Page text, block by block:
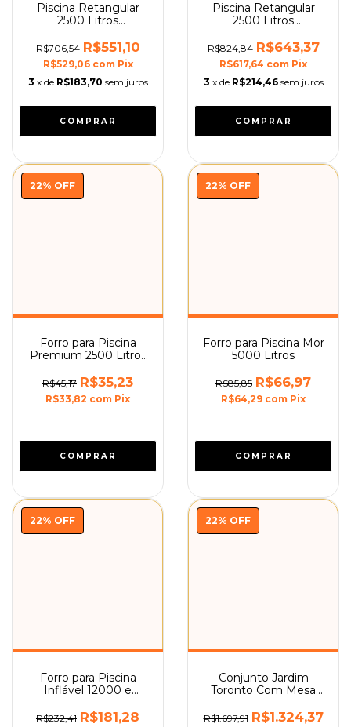
Piscina Retangular
2500 Litros
Mor
R$706,54 R$551,10
R$529,06 com Pix
3 x de R$183,70 sem juros
Piscina Retangular
2500 Litros
Capa e Forro Mor
R$824,84 R$643,37
R$617,64 com Pix
3 x de R$214,46 sem juros
22% OFF
Forro para Piscina
Premium 2500 Litros
R$45,17 R$35,23
R$33,82 com Pix
22% OFF
Forro para Piscina Mor
5000 Litros
R$85,85 R$66,97
R$64,29 com Pix
22% OFF
Forro para Piscina
Inflável 12000 e
R$232,41 R$181,28
22% OFF
Conjunto Jardim
Toronto Com Mesa
Mor
R$1.697,91 R$1.324,37